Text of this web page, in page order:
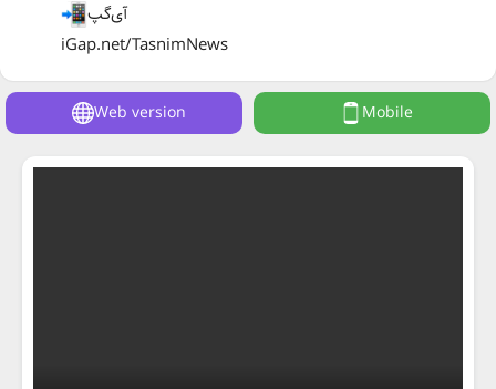
آی‌گپ
iGap.net/TasnimNews
Web version Mobile